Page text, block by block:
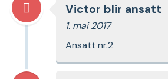
Victor blir ansatt
1. mai 2017
Ansatt nr.2